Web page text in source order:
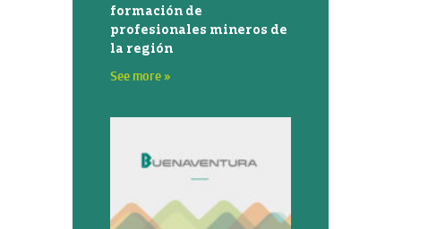
formación de
profesionales mineros de
la región
See more »